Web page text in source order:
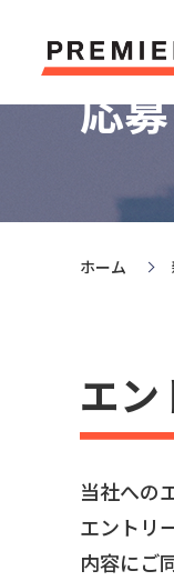
応
ホーム
エン
当社への
エントリ
内容にご